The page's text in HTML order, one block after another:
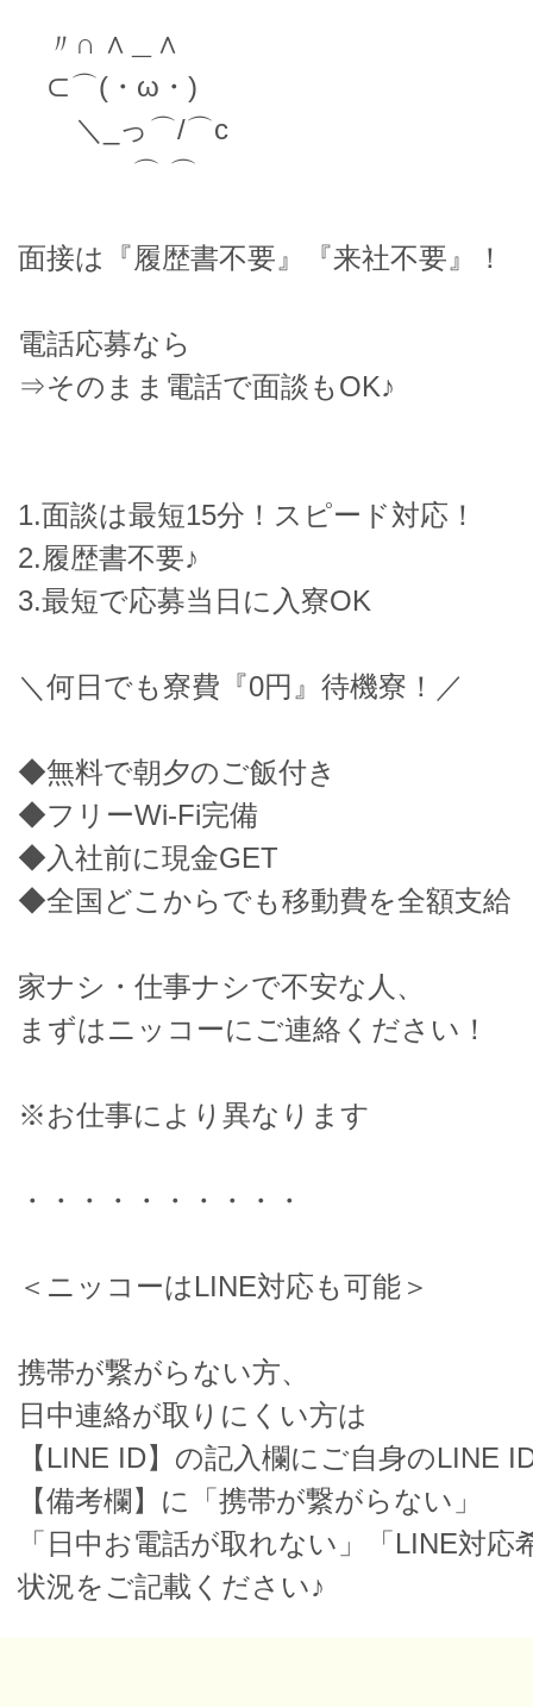
〃∩ ∧＿∧
⊂⌒(・ω・)
＼_っ⌒/⌒c
⌒ ⌒
面接は『履歴書不要』『来社不要』！
電話応募なら
⇒そのまま電話で面談もOK♪
1.面談は最短15分！スピード対応！
2.履歴書不要♪
3.最短で応募当日に入寮OK
＼何日でも寮費『0円』待機寮！／
◆無料で朝夕のご飯付き
◆フリーWi-Fi完備
◆入社前に現金GET
◆全国どこからでも移動費を全額支給
家ナシ・仕事ナシで不安な人、
まずはニッコーにご連絡ください！
※お仕事により異なります
・・・・・・・・・・
＜ニッコーはLINE対応も可能＞
携帯が繋がらない方、
日中連絡が取りにくい方は
【LINE ID】の記入欄にご自身のLINE
【備考欄】に「携帯が繋がらない」
「日中お電話が取れない」「LINE対応
状況をご記載ください♪